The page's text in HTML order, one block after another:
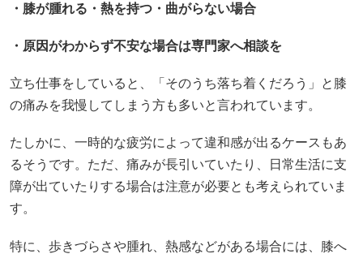
・膝が腫れる・熱を持つ・曲がらない場合
・原因がわからず不安な場合は専門家へ相談を
立ち仕事をしていると、「そのうち落ち着くだろう」と膝
の痛みを我慢してしまう方も多いと言われています。
たしかに、一時的な疲労によって違和感が出るケースもあ
るそうです。ただ、痛みが長引いていたり、日常生活に支
障が出ていたりする場合は注意が必要とも考えられていま
す。
特に、歩きづらさや腫れ、熱感などがある場合には、膝へ